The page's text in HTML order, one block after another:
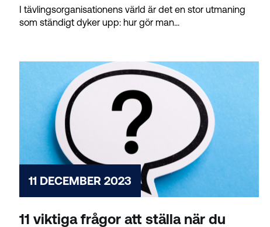
I tävlingsorganisationens värld är det en stor utmaning
som ständigt dyker upp: hur gör man...
11 DECEMBER 2023
11 viktiga frågor att ställa när du